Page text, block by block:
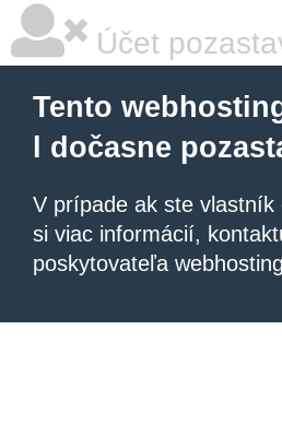
Účet
Tento
l dočasne
V prípade ak ste vlastník
si viac informácií,
poskytovateľa